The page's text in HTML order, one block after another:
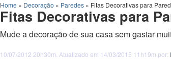
Home » Decoração » Paredes » Fitas Decorativas para
Fitas Decorativas para
Mude a decoração de sua casa sem gastar
10/07/2012 20h30m. Atualizado em 14/03/2015 11h19m por: